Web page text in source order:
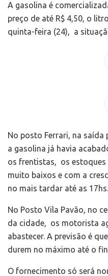
A gasolina é
preço de até R$ 4,50, o
quinta-feira (24), a
No posto Ferrari, na saída
a gasolina já havia
os frentistas, os estoques
muito baixos e com a
no mais tardar até as 17hs.
No Posto Vila Pavão, no
da cidade, os motorista
abastecer. A previsão é
durem no máximo até o
O fornecimento só será